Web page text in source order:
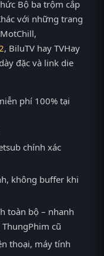
Bộ ba trộm cắp
với những trang
, BiluTV hay TVHay
đặc và link die
phí 100% tại
chính xác
không buffer khi
toàn bộ – nhanh
cũ
thoại, máy tính